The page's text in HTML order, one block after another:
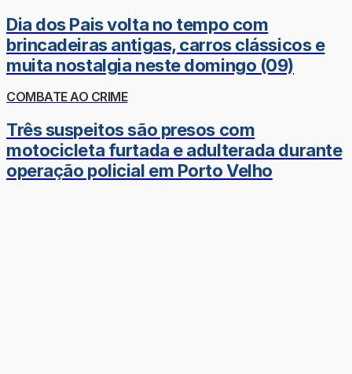
Dia dos Pais volta no tempo com
brincadeiras antigas, carros clássicos e
muita nostalgia neste domingo (09)
COMBATE AO CRIME
Três suspeitos são presos com
motocicleta furtada e adulterada durante
operação policial em Porto Velho